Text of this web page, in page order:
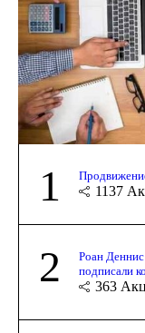
1 1137
2
Роан Деннис
подписали
363